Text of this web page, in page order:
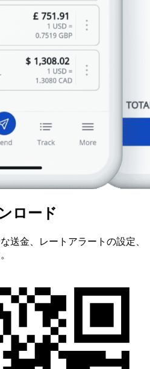
ロード
送金、レートアラートの設定、